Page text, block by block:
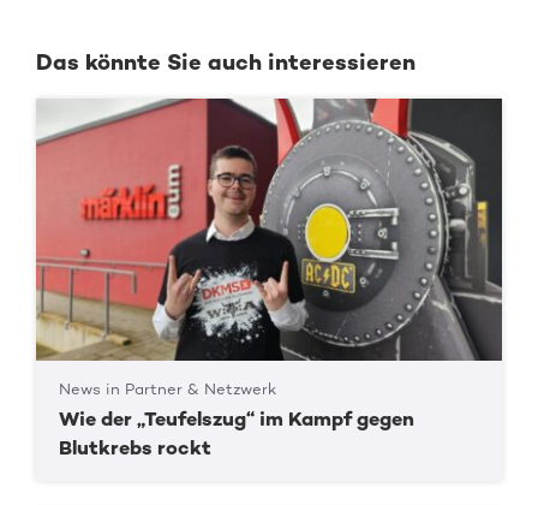
Das könnte Sie auch interessieren
News in Partner & Netzwerk
Wie der „Teufelszug“ im Kampf gegen
Blutkrebs rockt